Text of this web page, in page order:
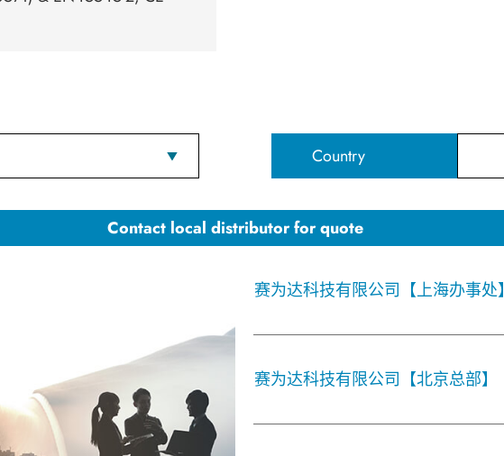
Country
Contact local distributor for quote
赛为达科技有限公司【上海办事处】
赛为达科技有限公司【北京总部】